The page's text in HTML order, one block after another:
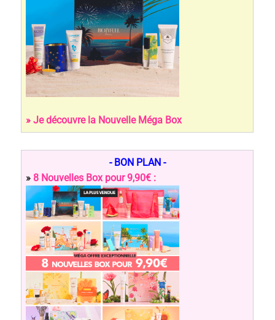
» Je découvre la Nouvelle Méga Box
- BON PLAN -
» 8 Nouvelles Box pour 9,90€ :